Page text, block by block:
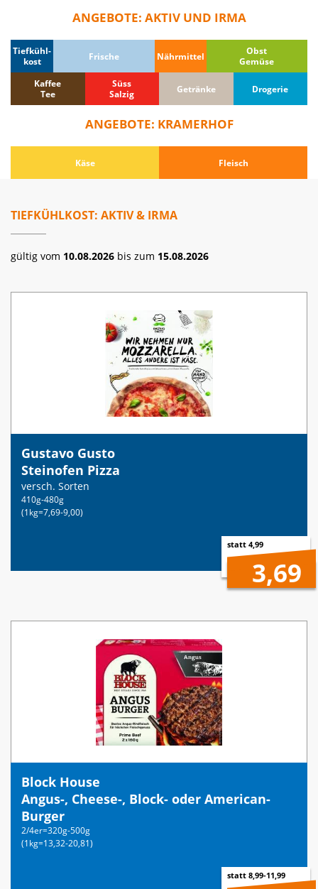
ANGEBOTE: AKTIV UND IRMA
Tiefkühl-
kost
Frische Nährmittel
Obst
Gemüse
Kaffee
Tee
Süss
Salzig
Getränke Drogerie
ANGEBOTE: KRAMERHOF
Käse Fleisch
TIEFKÜHLKOST: AKTIV & IRMA
gültig vom 10.08.2026 bis zum 15.08.2026
Gustavo Gusto
Steinofen Pizza
versch. Sorten
410g-480g
(1kg=7,69-9,00)
statt 4,99
3,69
Block House
Angus-, Cheese-, Block- oder American-
Burger
2/4er=320g-500g
(1kg=13,32-20,81)
statt 8,99-11,99